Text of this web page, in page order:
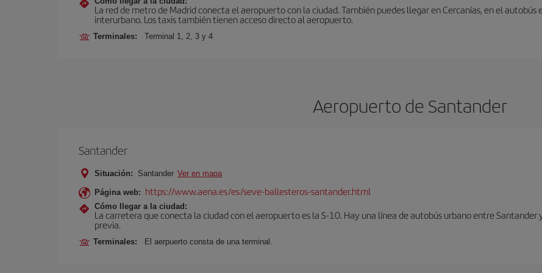
La red de metro de Madrid conecta el aeropuerto con la ciudad. También puedes llegar en Cercanías, en el autobús
interurbano. Los taxis también tienen acceso directo al aeropuerto.
Terminales: Terminal 1, 2, 3 y 4
Aeropuerto de Santander
Santander
Situación: Santander Ver en mapa
Página web: https://www.aena.es/es/seve-ballesteros-santander.html
Cómo llegar a la ciudad:
La carretera que conecta la ciudad con el aeropuerto es la S-10. Hay una línea de autobús urbano entre
previa.
Terminales: El aerpuerto consta de una terminal.